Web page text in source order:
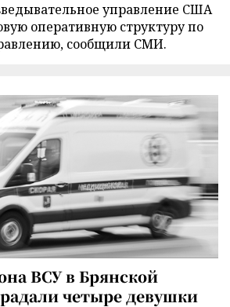
управление США
оперативную структуру по
сообщили СМИ.
ВСУ в Брянской
четыре девушки